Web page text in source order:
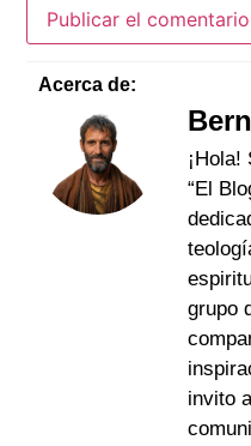
Acerca de:
“El
grupo
invito